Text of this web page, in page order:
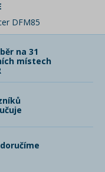
DFM85
na 31
místech